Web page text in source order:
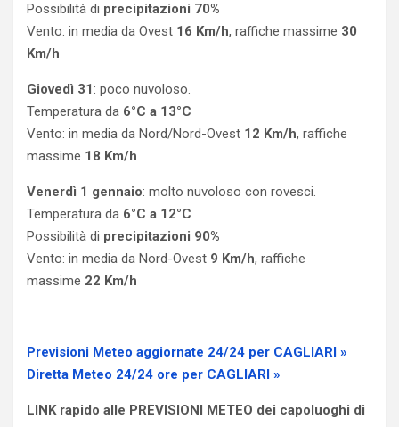
Possibilità di precipitazioni 70%
Vento: in media da Ovest 16 Km/h, raffiche massime 30
Km/h
Giovedì 31: poco nuvoloso.
Temperatura da 6°C a 13°C
Vento: in media da Nord/Nord-Ovest 12 Km/h, raffiche
massime 18 Km/h
Venerdì 1 gennaio: molto nuvoloso con rovesci.
Temperatura da 6°C a 12°C
Possibilità di precipitazioni 90%
Vento: in media da Nord-Ovest 9 Km/h, raffiche
massime 22 Km/h
Previsioni Meteo aggiornate 24/24 per CAGLIARI »
Diretta Meteo 24/24 ore per CAGLIARI »
LINK rapido alle PREVISIONI METEO dei capoluoghi di